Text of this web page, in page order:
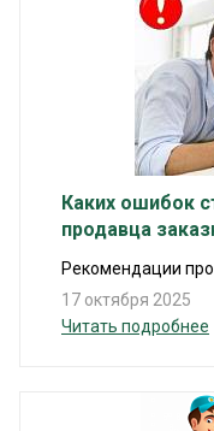
Каких ошибок
продавца
Рекомендации
17 октября 2025
Читать подробнее